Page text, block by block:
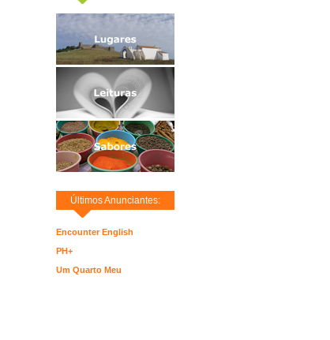
Últimos Anunciantes:
Encounter English
PH+
Um Quarto Meu